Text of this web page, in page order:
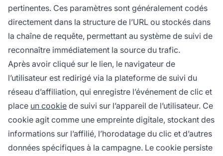
pertinentes. Ces paramètres sont généralement codés
directement dans la structure de l’URL ou stockés dans
la chaîne de requête, permettant au système de suivi de
reconnaître immédiatement la source du trafic.
Après avoir cliqué sur le lien, le navigateur de
l’utilisateur est redirigé via la plateforme de suivi du
réseau d’affiliation, qui enregistre l’événement de clic et
place un cookie de suivi sur l’appareil de l’utilisateur. Ce
cookie agit comme une empreinte digitale, stockant des
informations sur l’affilié, l’horodatage du clic et d’autres
données spécifiques à la campagne. Le cookie persiste